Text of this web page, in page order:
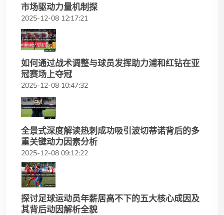
市场驱动力量机制探
2025-12-08 12:17:21
如何通过战术调整与球员发挥助力浦和红钻在亚
冠赛场上夺冠
2025-12-08 10:47:32
全景式深度解读热刺成功吸引波切蒂诺背后的多
重关键动力因素分析
2025-12-08 09:12:22
探讨足球运动员年薪居高不下的五大核心成因及
其背后动因解析全貌